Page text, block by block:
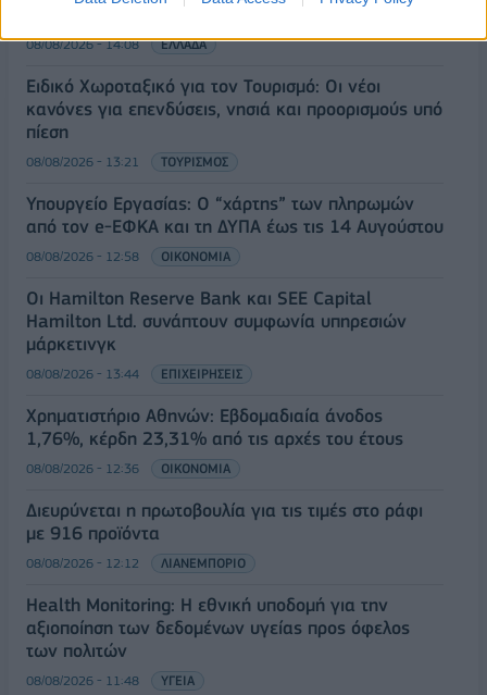
08/08/2026 - 14:08 ΕΛΛΑΔΑ
Ειδικό Χωροταξικό για τον Τουρισμό: Οι νέοι
κανόνες για επενδύσεις, νησιά και προορισμούς υπό
πίεση
08/08/2026 - 13:21 ΤΟΥΡΙΣΜΟΣ
Υπουργείο Εργασίας: Ο “χάρτης” των πληρωμών
από τον e-ΕΦΚΑ και τη ΔΥΠΑ έως τις 14 Αυγούστου
08/08/2026 - 12:58 ΟΙΚΟΝΟΜΙΑ
Οι Hamilton Reserve Bank και SEE Capital
Hamilton Ltd. συνάπτουν συμφωνία υπηρεσιών
μάρκετινγκ
08/08/2026 - 13:44 ΕΠΙΧΕΙΡΗΣΕΙΣ
Χρηματιστήριο Αθηνών: Εβδομαδιαία άνοδος
1,76%, κέρδη 23,31% από τις αρχές του έτους
08/08/2026 - 12:36 ΟΙΚΟΝΟΜΙΑ
Διευρύνεται η πρωτοβουλία για τις τιμές στο ράφι
με 916 προϊόντα
08/08/2026 - 12:12 ΛΙΑΝΕΜΠΟΡΙΟ
Health Monitoring: Η εθνική υποδομή για την
αξιοποίηση των δεδομένων υγείας προς όφελος
των πολιτών
08/08/2026 - 11:48 ΥΓΕΙΑ